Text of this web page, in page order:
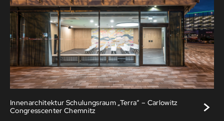
Innenarchitektur Schulungsraum „Terra“ – Carlowitz
Congresscenter Chemnitz
>